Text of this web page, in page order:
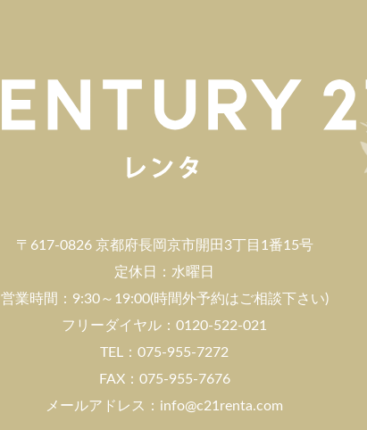
〒617-0826 京都府長岡京市開田3丁目1番15号
定休日：水曜日
営業時間：9:30～19:00(時間外予約はご相談下さい)
フリーダイヤル：0120-522-021
TEL：075-955-7272
FAX：075-955-7676
メールアドレス：info@c21renta.com